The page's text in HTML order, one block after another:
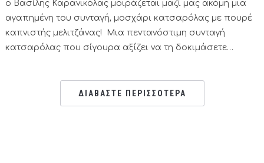
ο Βασίλης Καρανικόλας μοιράζεται μαζί μας ακόμη μια
αγαπημένη του συνταγή, μοσχάρι κατσαρόλας με πουρέ
καπνιστής μελιτζάνας! Μια πεντανόστιμη συνταγή
κατσαρόλας που σίγουρα αξίζει να τη δοκιμάσετε…
ΔΙΑΒΑΣΤΕ ΠΕΡΙΣΣΟΤΕΡΑ